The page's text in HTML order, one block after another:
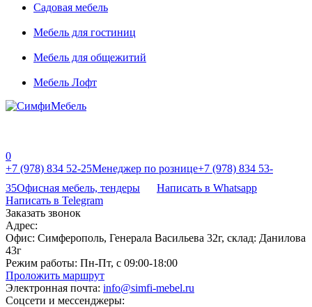
Садовая мебель
Мебель для гостиниц
Мебель для общежитий
Мебель Лофт
0
+7 (978) 834 52-25Менеджер по рознице+7 (978) 834 53-
35Офисная мебель, тендеры
Написать в Whatsapp
Написать в Telegram
Заказать звонок
Адрес:
Офис: Симферополь, Генерала Васильева 32г, склад: Данилова
43г
Режим работы: Пн-Пт, с 09:00-18:00
Проложить маршрут
Электронная почта: info@simfi-mebel.ru
Соцсети и мессенджеры: